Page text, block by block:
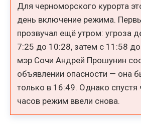
Для черноморского курорта
день включение режима.
прозвучал ещё утром: угроза
7:25 до 10:28, затем с 11:58
мэр Сочи Андрей Прошунин
объявлении опасности — она
только в 16:49. Однако спустя
часов режим ввели снова.